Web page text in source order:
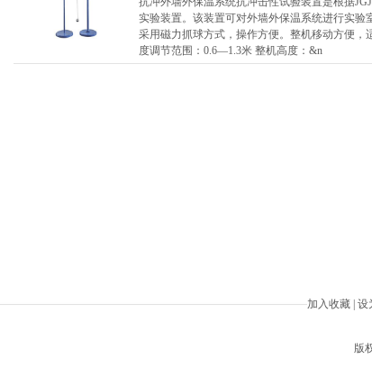
实验装置。该装置可对外墙外保温系统进行实验
采用磁力抓球方式，操作方便。整机移动方便
度调节范围：0.6—1.3米 整机高度：&n
加入收藏 设
版